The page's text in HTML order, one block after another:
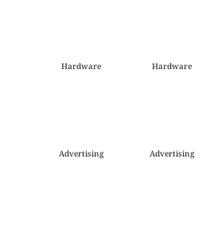
Hardware Hardware
Advertising Advertising